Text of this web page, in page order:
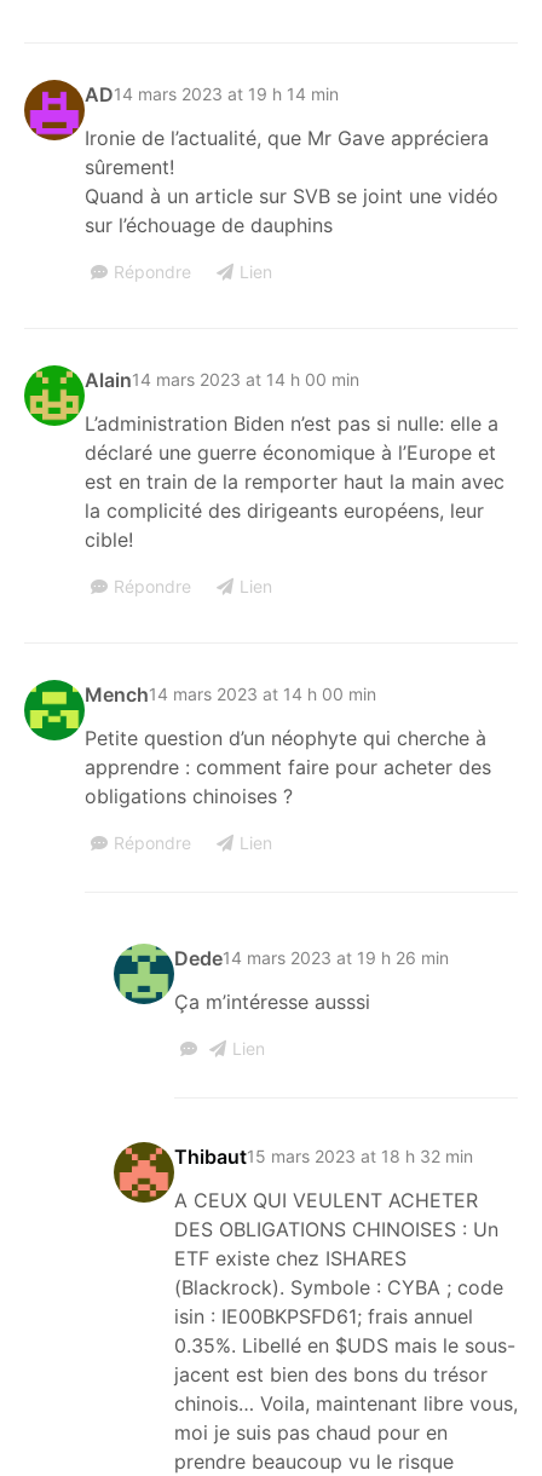
AD14 mars 2023 at 19 h 14 min
Ironie de l’actualité, que Mr Gave appréciera
sûrement!
Quand à un article sur SVB se joint une vidéo
sur l’échouage de dauphins
Répondre Lien
Alain14 mars 2023 at 14 h 00 min
L’administration Biden n’est pas si nulle: elle a
déclaré une guerre économique à l’Europe et
est en train de la remporter haut la main avec
la complicité des dirigeants européens, leur
cible!
Répondre Lien
Mench14 mars 2023 at 14 h 00 min
Petite question d’un néophyte qui cherche à
apprendre : comment faire pour acheter des
obligations chinoises ?
Répondre Lien
Dede14 mars 2023 at 19 h 26 min
Ça m’intéresse ausssi
Lien
Thibaut15 mars 2023 at 18 h 32 min
A CEUX QUI VEULENT ACHETER
DES OBLIGATIONS CHINOISES : Un
ETF existe chez ISHARES
(Blackrock). Symbole : CYBA ; code
isin : IE00BKPSFD61; frais annuel
0.35%. Libellé en $UDS mais le sous-
jacent est bien des bons du trésor
chinois… Voila, maintenant libre vous,
moi je suis pas chaud pour en
prendre beaucoup vu le risque